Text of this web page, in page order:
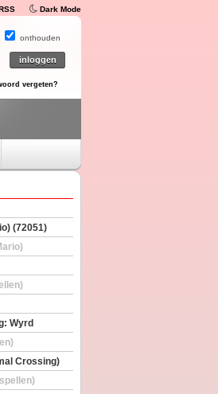
Dark Mode
onthouden
vergeten?
(72051)
Wyrd
Crossing)